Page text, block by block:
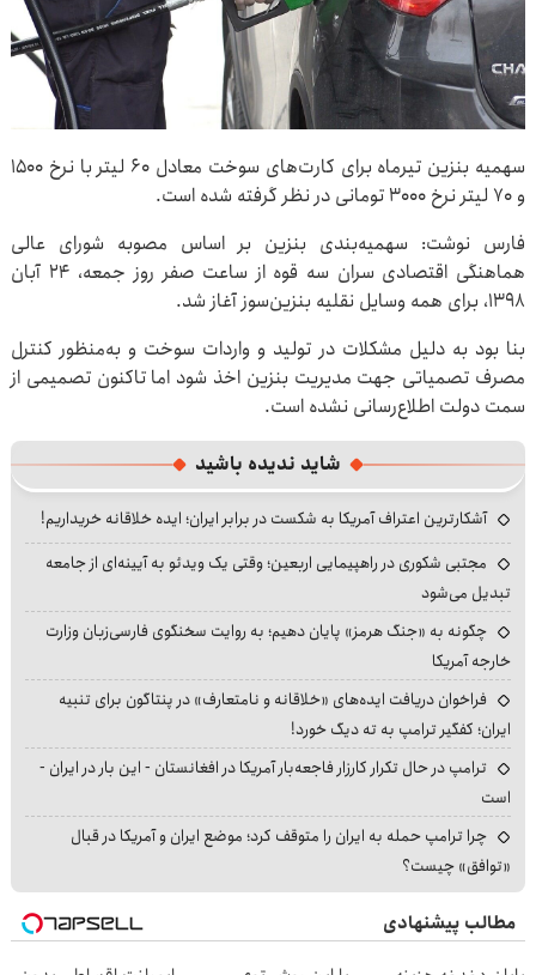
سهمیه بنزین تیرماه برای کارت‌های سوخت معادل ۶۰ لیتر با نرخ ۱۵۰۰
و ۷۰ لیتر نرخ ۳۰۰۰ تومانی در نظر گرفته شده است.
فارس نوشت: سهمیه‌بندی بنزین بر اساس مصوبه شورای عالی
هماهنگی اقتصادی سران سه قوه از ساعت صفر روز جمعه، ۲۴ آبان
‌۱۳۹۸، برای همه وسایل نقلیه بنزین‌سوز آغاز شد.
بنا بود به دلیل مشکلات در تولید و واردات سوخت و به‌منظور کنترل
مصرف تصمیاتی جهت مدیریت بنزین اخذ شود اما تاکنون تصمیمی از
سمت دولت اطلاع‌رسانی نشده است.
شاید ندیده باشید
آشکارترین اعتراف آمریکا به شکست در برابر ایران؛ ایده خلاقانه خریداریم!
مجتبی شکوری در راهپیمایی اربعین؛ وقتی یک ویدئو به آیینه‌ای از جامعه
تبدیل می‌شود
چگونه به «جنگ هرمز» پایان دهیم؛ به روایت سخنگوی فارسی‌زبان وزارت
خارجه آمریکا
فراخوان دریافت ایده‌های «خلاقانه و نامتعارف» در پنتاگون برای تنبیه
ایران؛ کفگیر ترامپ به ته دیگ خورد!
ترامپ در حال تکرار کارزار فاجعه‌بار آمریکا در افغانستان - این بار در ایران -
است
چرا ترامپ حمله به ایران را متوقف کرد؛ موضع ایران و آمریکا در قبال
«توافق» چیست؟
مطالب پیشنهادی